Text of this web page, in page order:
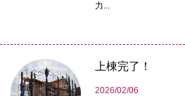
力...
上棟完了！
2026/02/06